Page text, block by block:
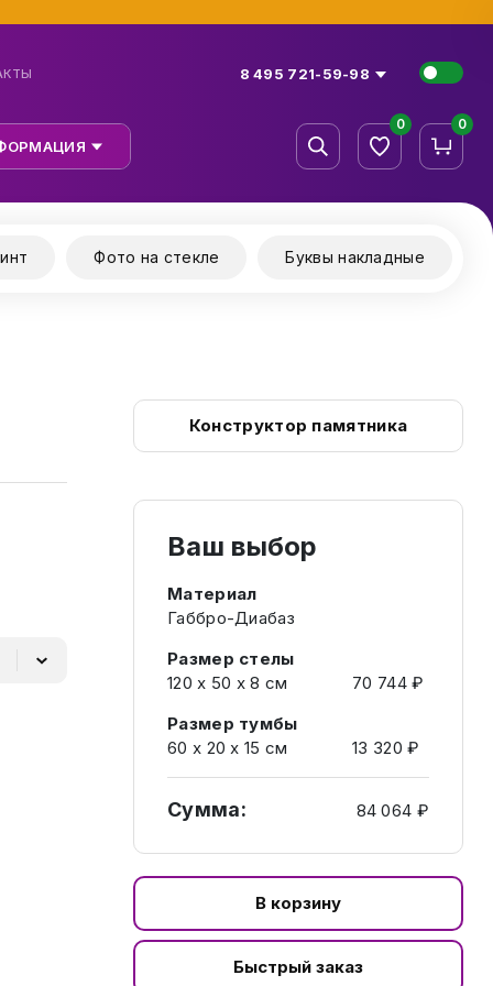
8 495 721-59-98
0 0
Фото на стекле Буквы накладные
Конструктор памятника
Ваш выбор
Материал
Габбро-Диабаз
Размер стелы
120 х 50 х 8 см
70 744 ₽
Размер тумбы
60 х 20 х 15 см
13 320 ₽
Сумма: 84 064 ₽
В корзину
Быстрый заказ